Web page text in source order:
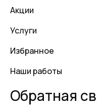
Акции
Услуги
Избранное
Наши работы
Обратная